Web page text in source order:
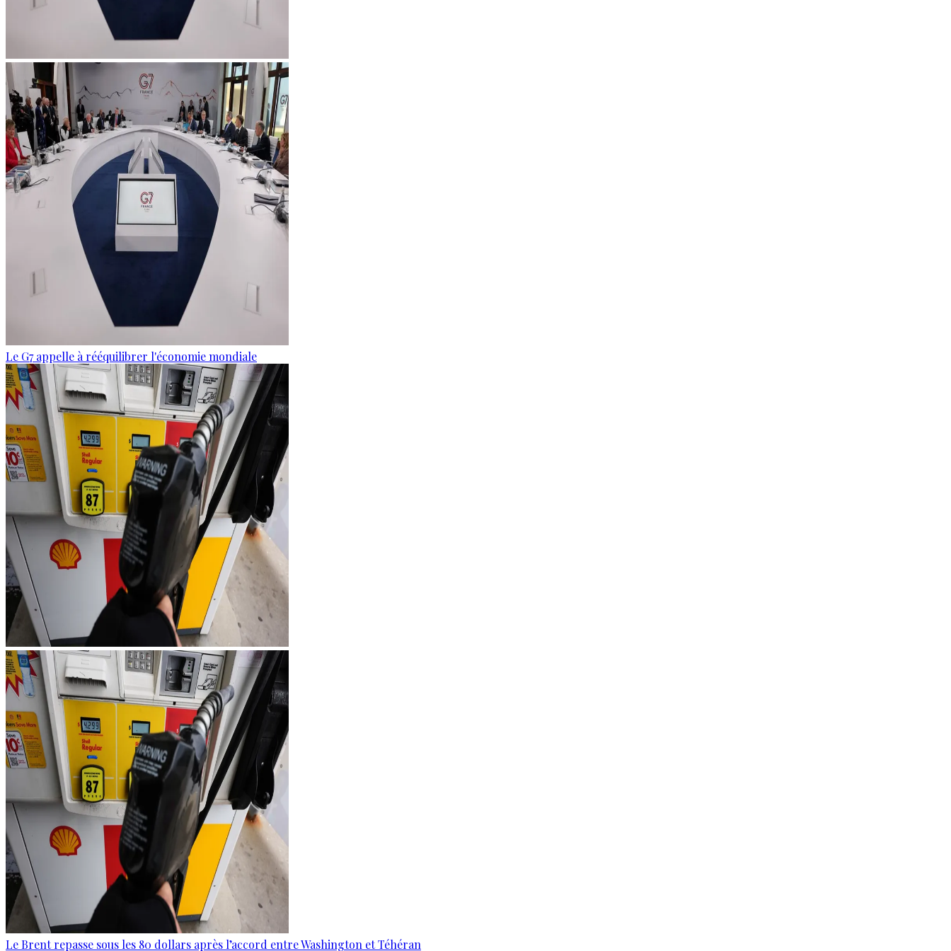
Le G7 appelle à rééquilibrer l'économie mondiale
Le Brent repasse sous les 80 dollars après l’accord entre Washington et Téhéran